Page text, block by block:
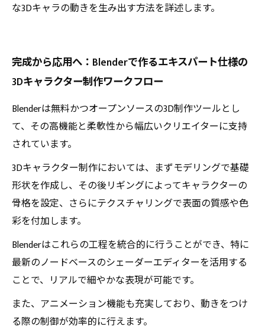
な3Dキャラの動きを生み出す方法を詳述します。
完成から応用へ：Blenderで作るエキスパート仕様の
3Dキャラクター制作ワークフロー
Blenderは無料かつオープンソースの3D制作ツールとし
て、その高機能と柔軟性から幅広いクリエイターに支持
されています。
3Dキャラクター制作においては、まずモデリングで基礎
形状を作成し、その後リギングによってキャラクターの
骨格を設定、さらにテクスチャリングで表面の質感や色
彩を付加します。
Blenderはこれらの工程を統合的に行うことができ、特に
最新のノードベースのシェーダーエディターを活用する
ことで、リアルで細やかな表現が可能です。
また、アニメーション機能も充実しており、動きをつけ
る際の制御が効率的に行えます。